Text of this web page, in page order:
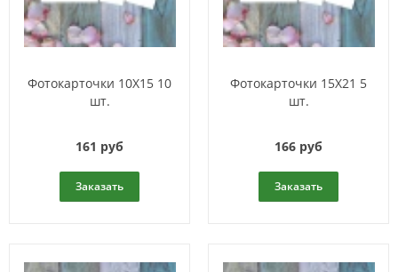
Фотокарточки 10Х15 10
шт.
161 руб
Заказать
Фотокарточки 15Х21 5
шт.
166 руб
Заказать